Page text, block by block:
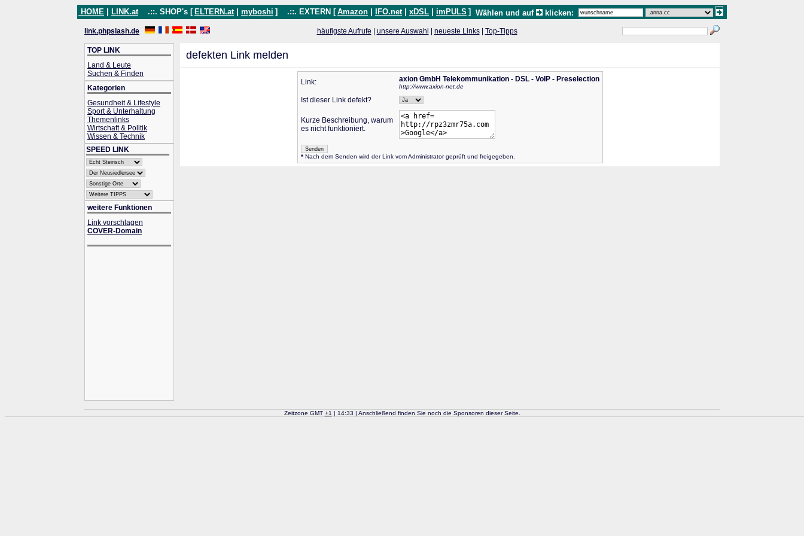
HOME LINK.at .::. SHOP's [ ELTERN.at myboshi ] .::. EXTERN [ Amazon IFO.net xDSL imPULS ] Wählen und auf klicken:
link.phpslash.de häufigste Aufrufe unsere Auswahl neueste Links| Top-Tipps
TOP LINK
Land & Leute
Suchen & Finden
Kategorien
Gesundheit & Lifestyle
Sport & Unterhaltung
Themenlinks
Wirtschaft & Politik
Wissen & Technik
SPEED LINK
weitere Funktionen
Link vorschlagen
COVER-Domain
defekten Link melden
Link: axion GmbH Telekommunikation - DSL - VoIP - Preselection
http://www.axion-net.de
Ist dieser Link defekt?
Kurze Beschreibung, warum
es nicht funktioniert.
*Nach dem Senden wird der Link vom Administrator geprüft und freigegeben.
Zeitzone GMT +1 | 14:33 | Anschließend finden Sie noch die Sponsoren dieser Seite.